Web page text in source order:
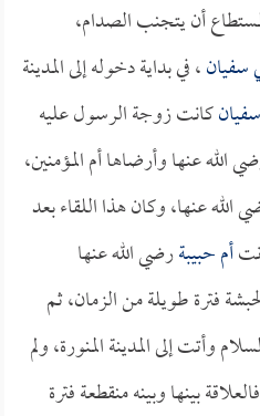
أن يتجنب الصدام،
سفيان، في بداية دخوله إلى المدينة
كانت زوجة الرسول عليه
الله عنها وأرضاها أم المؤمنين،
الله عنها، وكان هذا اللقاء بعد
أم حبيبةرضي الله عنها
فترة طويلة من الزمان، ثم
وأتت إلى المدينة المنورة، ولم
فالعلاقة بينها وبينه منقطعة فترة